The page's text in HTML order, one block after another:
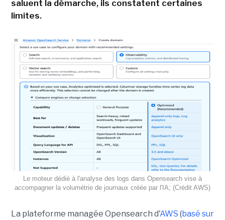
saluent la démarche, ils constatent certaines
limites.
Le moteur dédié à l'analyse des logs dans Opensearch vise à
accompagner la volumétrie de journaux créée par l'IA; (Crédit AWS)
La plateforme managée Opensearch d'AWS (basé sur